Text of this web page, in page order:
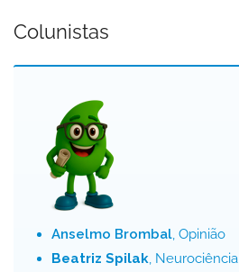
Colunistas
Anselmo Brombal, Opinião
Beatriz Spilak, Neurociência